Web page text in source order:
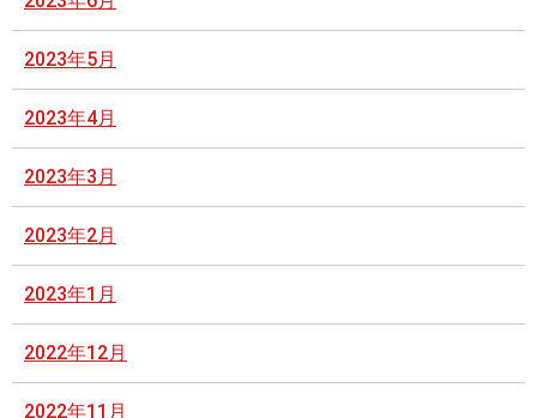
2023年5月
2023年4月
2023年3月
2023年2月
2023年1月
2022年12月
2022年11月